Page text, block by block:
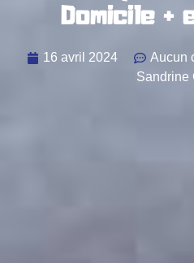
Domicile
16 avril 2024 Aucun
Sandrine